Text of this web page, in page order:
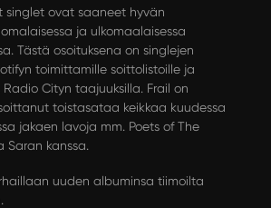
singlet ovat saaneet hyvän
ja ulkomaalaisessa
Tästä osoituksena on singlejen
toimittamille soittolistoille ja
Cityn taajuuksilla. Frail on
toistasataa keikkaa kuudessa
jakaen lavoja mm. Poets of The
Saran kanssa.
uuden albuminsa tiimoilta